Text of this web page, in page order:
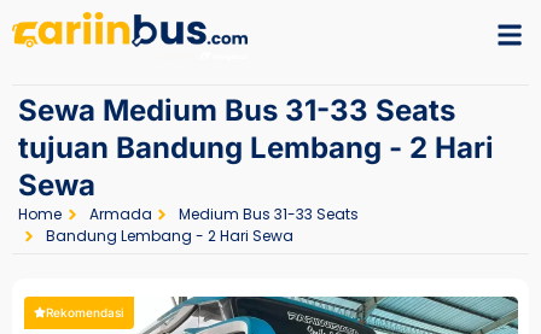
Sewa Medium Bus 31-33 Seats
tujuan Bandung Lembang - 2 Hari
Sewa
Home Armada
Medium Bus 31-33 Seats
Bandung Lembang - 2 Hari Sewa
Rekomendasi